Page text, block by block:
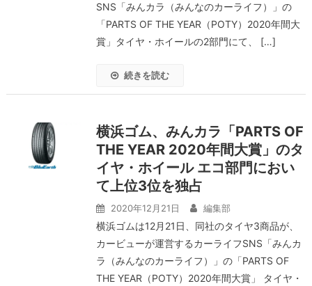
SNS「みんカラ（みんなのカーライフ）」の
「PARTS OF THE YEAR（POTY）2020年間大
賞」タイヤ・ホイールの2部門にて、 […]
続きを読む
横浜ゴム、みんカラ「PARTS OF
THE YEAR 2020年間大賞」のタ
イヤ・ホイール エコ部門におい
て上位3位を独占
2020年12月21日 編集部
横浜ゴムは12月21日、同社のタイヤ3商品が、
カービューが運営するカーライフSNS「みんカ
ラ（みんなのカーライフ）」の「PARTS OF
THE YEAR（POTY）2020年間大賞」 タイヤ・